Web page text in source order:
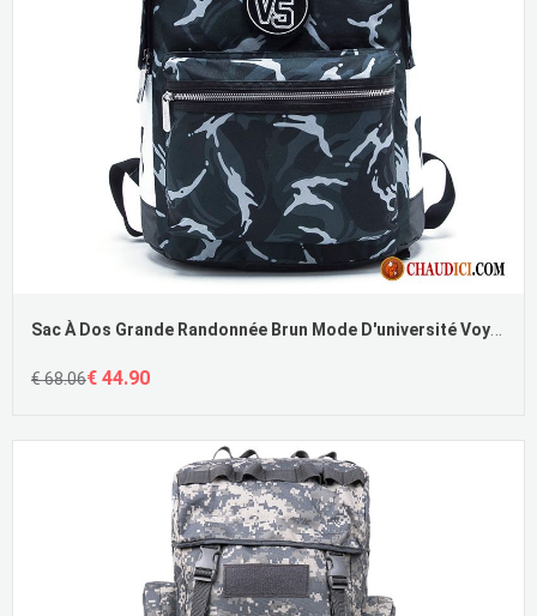
Sac À Dos Grande Randonnée Brun Mode D'université Voyage Femme Homme Sac À Dos Pas Cher
€ 68.06€ 44.90